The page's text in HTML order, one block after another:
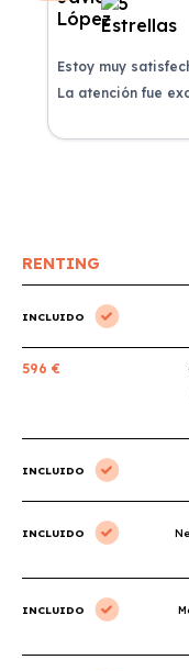
Estoy muy
La atención fue
RENTING
INCLUIDO
596 €
INCLUIDO
INCLUIDO
INCLUIDO